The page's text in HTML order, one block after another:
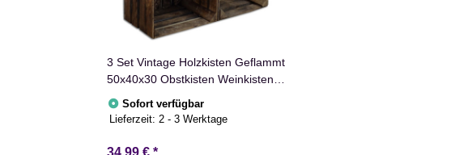
3 Set Vintage Holzkisten Geflammt
50x40x30 Obstkisten Weinkisten
Apfelkisten Regale Deko Holz
Kisten
Sofort verfügbar
Lieferzeit: 2 - 3 Werktage
34,99 € *